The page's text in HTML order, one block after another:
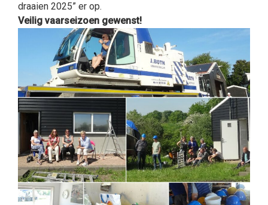
draaien 2025” er op.
Veilig vaarseizoen gewenst!